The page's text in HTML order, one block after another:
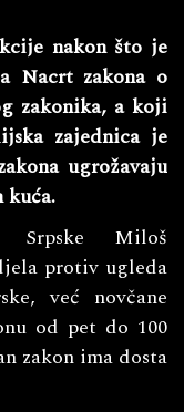
nakon što je
Nacrt zakona o
zakonika, a koji
zajednica je
ugrožavaju
Srpske Miloš
protiv ugleda
već novčane
od pet do 100
zakon ima dosta